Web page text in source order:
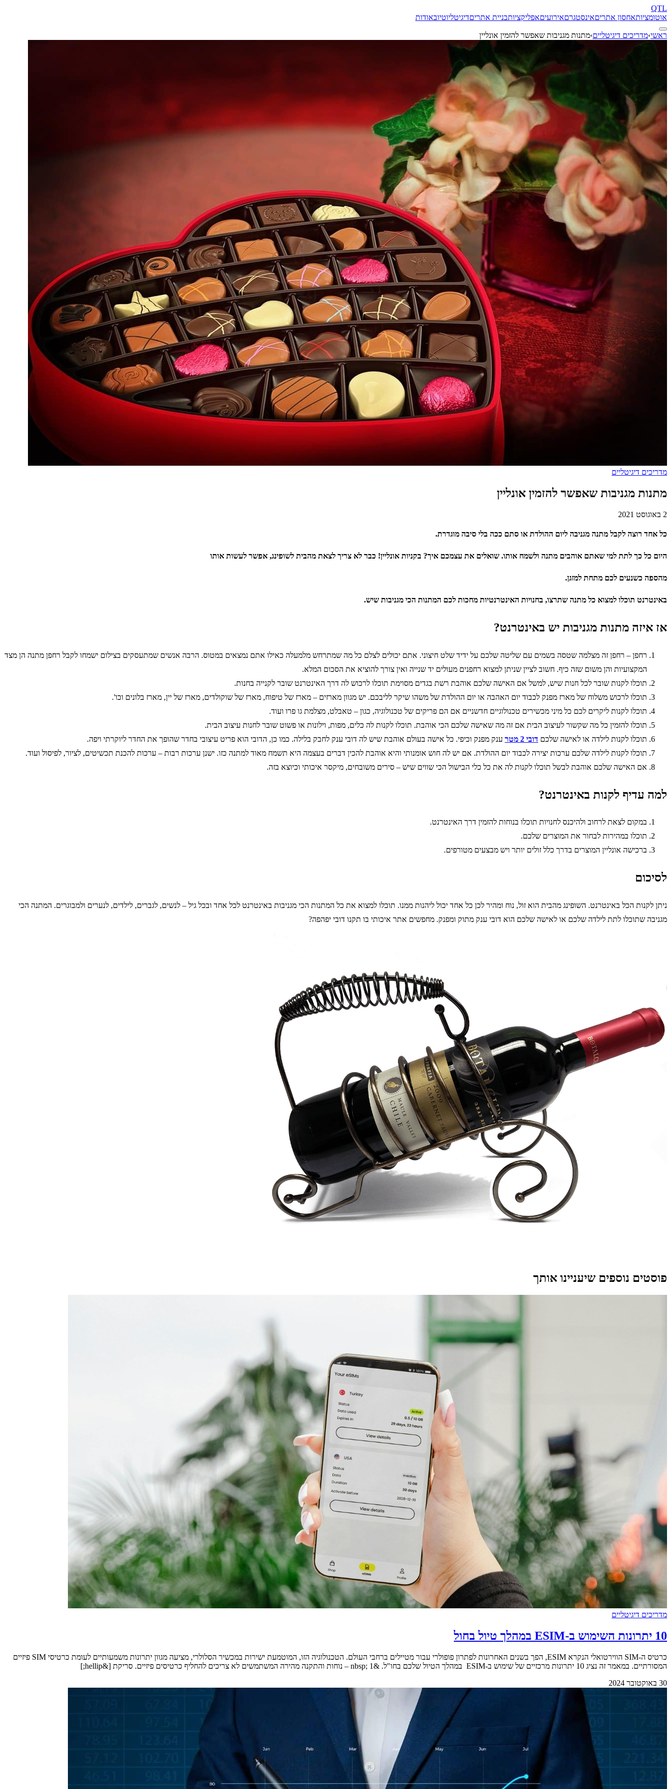
QTL
אוטומציותאחסון אתריםאינסטגרםאירועיםאפליקציותבניית אתריםדיגיטליוטיובאודות
ראשי›מדריכים דיגיטליים›מתנות מגניבות שאפשר להזמין אונליין
מדריכים דיגיטליים
מתנות מגניבות שאפשר להזמין אונליין
2 באוגוסט 2021
כל אחד רוצה לקבל מתנה מגניבה ליום ההולדת או סתם ככה בלי סיבה מוגדרת.
היום כל כך לתת למי שאתם אוהבים מתנה ולשמח אותו. שואלים את עצמכם איך? בקניות אונליין! כבר לא צריך לצאת מהבית לשופינג, אפשר לעשות אותו
מהספה כשנעים לכם מתחת למזגן.
באינטרנט תוכלו למצוא כל מתנה שתרצו, בחנויות האינטרנטיות מחכות לכם המתנות הכי מגניבות שיש.
אז איזה מתנות מגניבות יש באינטרנט?
רחפן – רחפן זה מצלמה שטסה בשמים עם שליטה שלכם על ידיד שלט חיצוני. אתם יכולים לצלם כל מה שמתרחש מלמעלה כאילו אתם נמצאים במטוס. הרבה אנשים שמתעסקים בצילום ישמחו לקבל רחפן מתנה הן מצד
המקצועיות והן משום שזה כיף. חשוב לציין שניתן למצוא רחפנים מעולים יד שנייה ואין צורך להוציא את הסכום המלא.
תוכלו לקנות שובר לכל חנות שיש, למשל אם האישה שלכם אוהבת רשת בגדים מסוימת תוכלו לרכוש לה דרך האינטרנט שובר לקנייה בחנות.
תוכלו לרכוש משלוח של מארז מפנק לכבוד יום האהבה או יום ההולדת של משהו שיקר לליבכם. יש מגוון מארזים – מארז של טיפוח, מארז של שוקולדים, מארז של יין, מארז בלונים וכו'.
תוכלו לקנות ליקרים לכם כל מיני מכשירים טכנולוגיים חדשניים אם הם פריקים של טכנולוגיה, כגון – טאבלט, מצלמת גו פרו ועוד.
תוכלו להזמין כל מה שקשור לעיצוב הבית אם זה מה שאישה שלכם הכי אוהבת. תוכלו לקנות לה כלים, מפות, וילונות או פשוט שובר לחנות עיצוב הבית.
תוכלו לקנות לילדה או לאישה שלכם דובי 2 מטר
ענק מפנק וכיפי. כל אישה בעולם אוהבת שיש לה דובי ענק לחבק בלילה. כמו כן, הדובי הוא פריט עיצובי בחדר שהופך את החדר ליוקרתי ויפה.
תוכלו לקנות לילדה שלכם ערכות יצירה לכבוד יום ההולדת. אם יש לה חוש אומנותי והיא אוהבת להכין דברים בעצמה היא תשמח מאוד למתנה כזו. ישנן ערכות רבות – ערכות להכנת תכשיטים, לציור, לפיסול ועוד.
אם האישה שלכם אוהבת לבשל תוכלו לקנות לה את כל כלי הבישול הכי שווים שיש – סירים משובחים, מיקסר איכותי וכיוצא בזה.
למה עדיף לקנות באינטרנט?
במקום לצאת לרחוב ולהיכנס לחנויות תוכלו בנוחות להזמין דרך האינטרנט.
תוכלו במהירות לבחור את המוצרים שלכם.
ברכישה אונליין המוצרים בדרך כלל זולים יותר ויש מבצעים מטורפים.
לסיכום
ניתן לקנות הכל באינטרנט. השופינג מהבית הוא זול, נוח ומהיר לכן כל אחד יכול ליהנות ממנו. תוכלו למצוא את כל המתנות הכי מגניבות באינטרנט לכל אחד ובכל גיל – לנשים, לגברים, לילדים, לנערים ולמבוגרים. המתנה הכי
מגניבה שתוכלו לתת לילדה שלכם או לאישה שלכם הוא דובי ענק מתוק ומפנק. מחפשים אתר איכותי בו תקנו דובי יפהפה?
פוסטים נוספים שיעניינו אותך
מדריכים דיגיטליים
10 יתרונות השימוש ב-ESIM במהלך טיול בחול
כרטיס ה-SIM הווירטואלי הנקרא ESIM, הפך בשנים האחרונות לפתרון פופולרי עבור מטיילים ברחבי העולם. הטכנולוגיה הזו, המוטמעת ישירות במכשיר הסלולרי, מציעה מגוון יתרונות משמעותיים לעומת כרטיסי SIM פיזיים
המסורתיים. במאמר זה נציג 10 יתרונות מרכזיים של שימוש ב-ESIM במהלך הטיול שלכם בחו"ל. &nbsp; 1 – נוחות והתקנה מהירה המשתמשים לא צריכים להחליף כרטיסים פיזיים. סריקת [&hellip;]
30 באוקטובר 2024